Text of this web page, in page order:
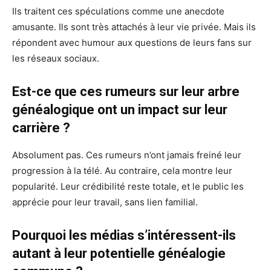
Ils traitent ces spéculations comme une anecdote
amusante. Ils sont très attachés à leur vie privée. Mais ils
répondent avec humour aux questions de leurs fans sur
les réseaux sociaux.
Est-ce que ces rumeurs sur leur arbre
généalogique ont un impact sur leur
carrière ?
Absolument pas. Ces rumeurs n’ont jamais freiné leur
progression à la télé. Au contraire, cela montre leur
popularité. Leur crédibilité reste totale, et le public les
apprécie pour leur travail, sans lien familial.
Pourquoi les médias s’intéressent-ils
autant à leur potentielle généalogie